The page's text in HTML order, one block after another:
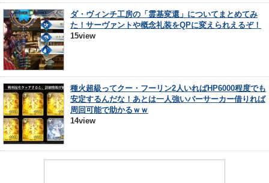
ダ・ヴィンチ工房の「霊基変還」についてまとめてみ
た！サーヴァントや概念礼装をQPに変えられえるぞ！
15view
種火超級ってクー・フーリン2人いればHP6000程度でも
安定するんだな！あとは一人強いバーサーカー借りれば
周回可能で助かるｗｗ
14view